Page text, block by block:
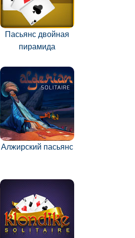
Пасьянс двойная
пирамида
Алжирский пасьянс